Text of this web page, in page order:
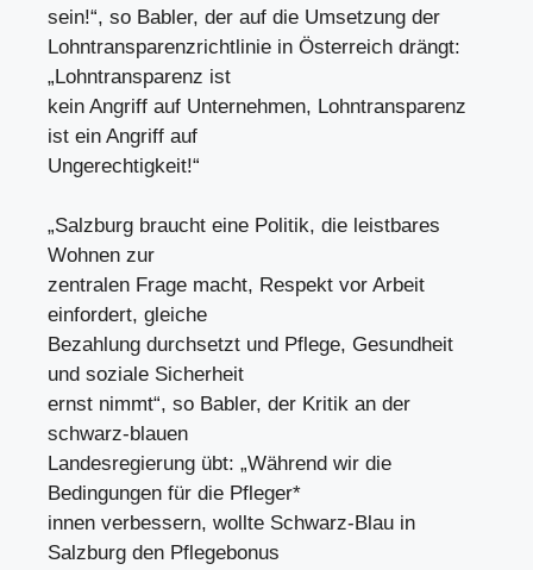
sein!“, so Babler, der auf die Umsetzung der
Lohntransparenzrichtlinie in Österreich drängt:
„Lohntransparenz ist
kein Angriff auf Unternehmen, Lohntransparenz
ist ein Angriff auf
Ungerechtigkeit!“
„Salzburg braucht eine Politik, die leistbares
Wohnen zur
zentralen Frage macht, Respekt vor Arbeit
einfordert, gleiche
Bezahlung durchsetzt und Pflege, Gesundheit
und soziale Sicherheit
ernst nimmt“, so Babler, der Kritik an der
schwarz-blauen
Landesregierung übt: „Während wir die
Bedingungen für die Pfleger*
innen verbessern, wollte Schwarz-Blau in
Salzburg den Pflegebonus